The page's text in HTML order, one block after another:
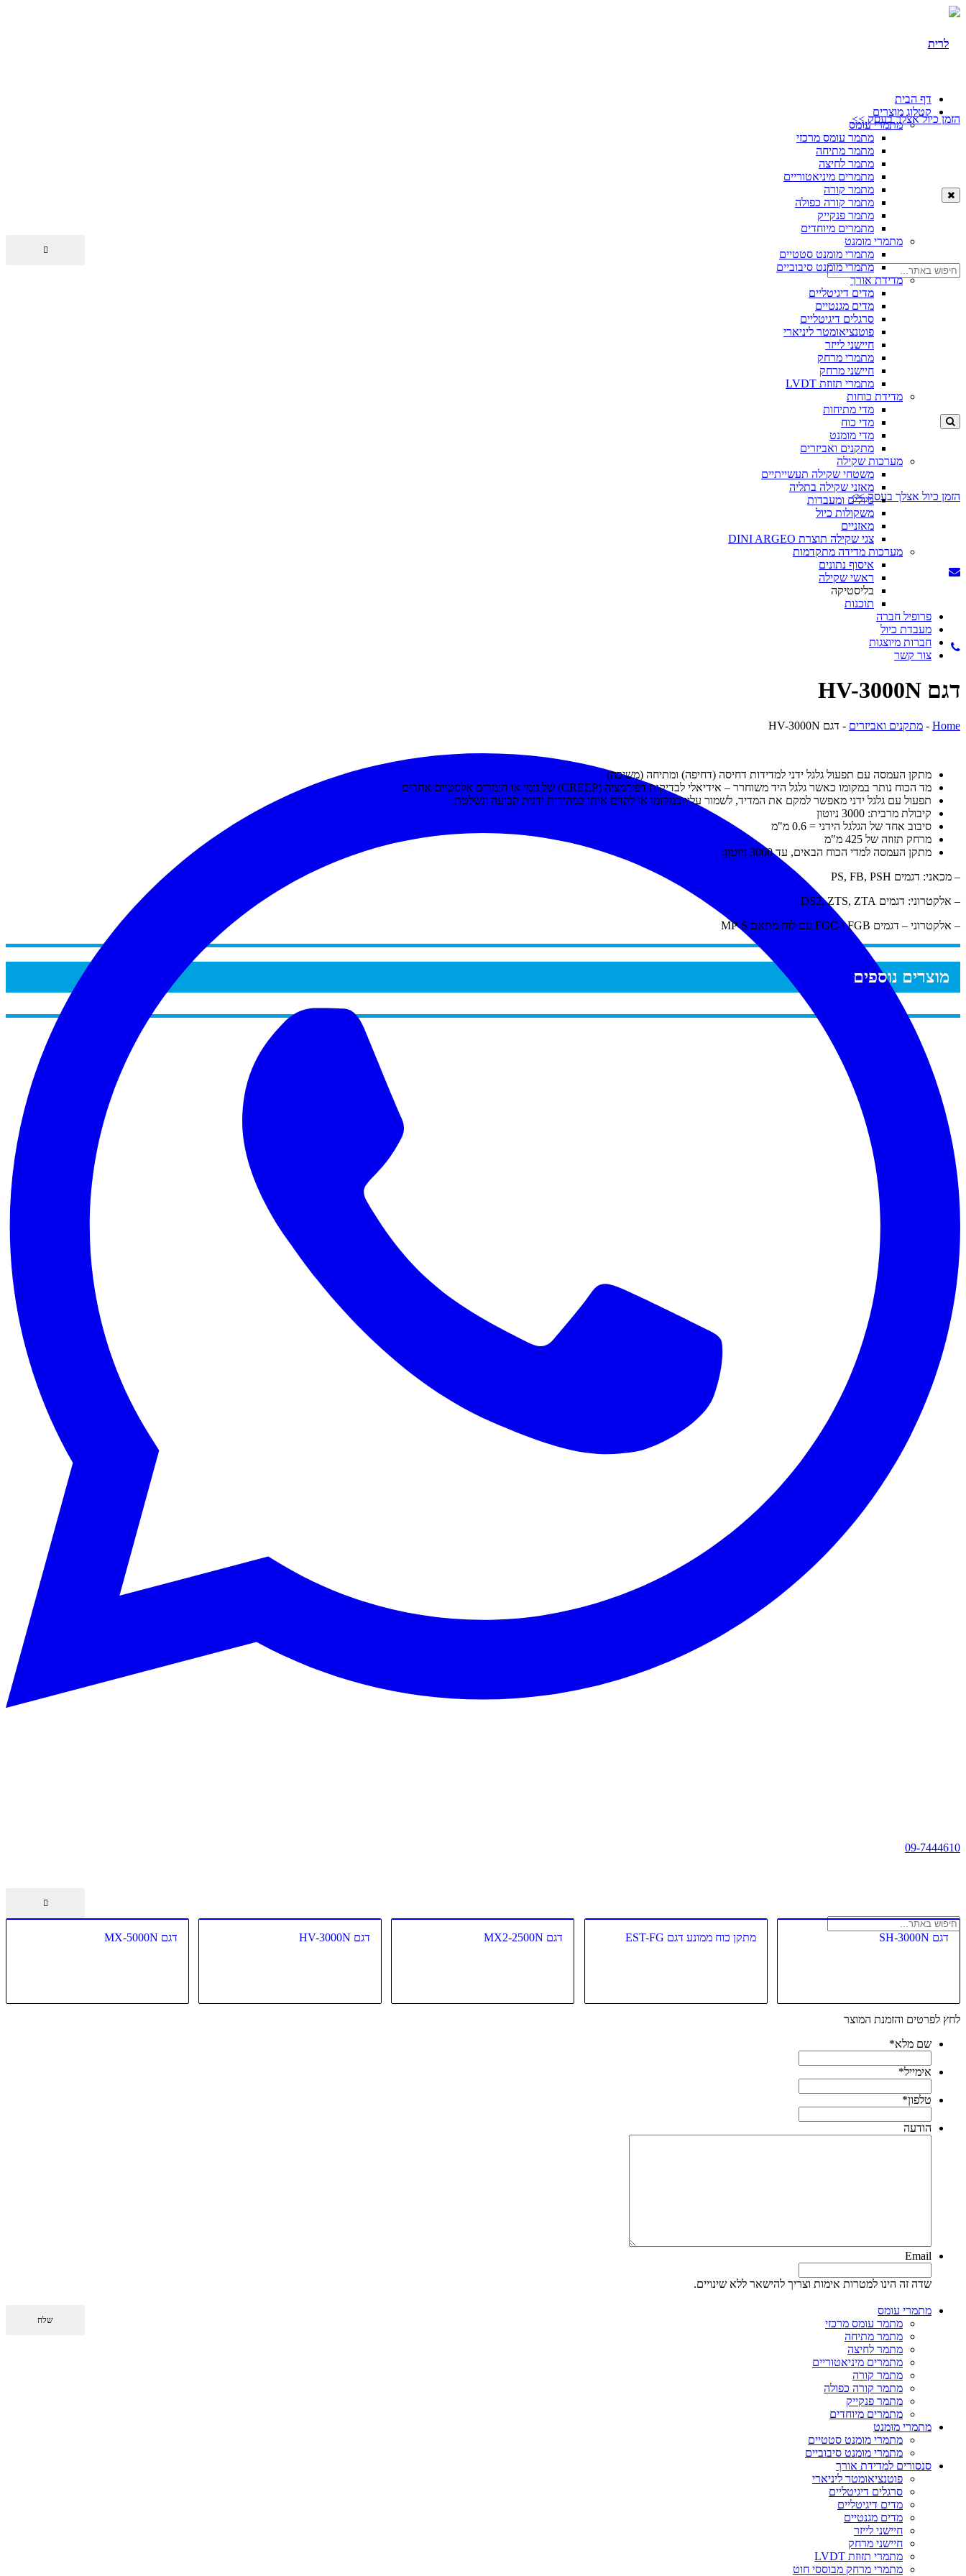
הזמן כיול אצלך בעסק >>
הזמן כיול אצלך בעסק >>
09-7444610
דף הבית
קטלוג מוצרים
מתמרי עומס
מתמר עומס מרכזי
מתמר מתיחה
מתמר לחיצה
מתמרים מיניאטוריים
מתמר קורה
מתמר קורה כפולה
מתמר פנקייק
מתמרים מיוחדים
מתמרי מומנט
מתמרי מומנט סטטיים
מתמרי מומנט סיבוביים
מדידת אורך
מדים דיגיטליים
מדים מגנטיים
סרגלים דיגיטליים
פוטנציאומטר ליניארי
חיישני לייזר
מתמרי מרחק
חיישני מרחק
מתמרי תזוזת LVDT
מדידת כוחות
מדי מתיחות
מדי כוח
מדי מומנט
מתקנים ואביזרים
מערכות שקילה
משטחי שקילה תעשייתיים
מאזני שקילה בתליה
כיולים ומעבדות
משקולות כיול
מאזניים
צגי שקילה תוצרת DINI ARGEO
מערכות מדידה מתקדמות
איסוף נתונים
ראשי שקילה
בליסטיקה
תוכנות
פרופיל חברה
מעבדת כיול
חברות מיוצגות
צור קשר
דגם HV-3000N
Home
- מתקנים ואביזרים - דגם HV-3000N
מתקן העמסה עם תפעול גלגל ידני למדידות דחיסה (דחיפה) ומתיחה (משיכה)
מד הכוח נותר במקומו כאשר גלגל היד משוחרר – אידיאלי לבדיקות דפורמציה (CREEP) של גומי או חומרים אלסטיים אחרים
תפעול עם גלגל ידני מאפשר למקם את המדיד, לשמור עליו במקומו או לקדם אותו במהירות ידנית קבועה ונשלטת
קיבולת מרבית: 3000 ניוטון
סיבוב אחד של הגלגל הידני = 0.6 מ"מ
מרחק תזוזה של 425 מ"מ
מתקן העמסה למדי הכוח הבאים, עד 3000 ניוטון:
– מכאני: דגמים PS, FB, PSH
– אלקטרוני: דגמים DS2, ZTS, ZTA
– אלקטרוני – דגמים FGB ו-FGC עם לוח מתאם MP-S
מוצרים נוספים
דגם MX-5000N דגם HV-3000N דגם MX2-2500N מתקן כוח ממונע דגם EST-FG דגם SH-3000N
לחץ לפרטים והזמנת המוצר
שם מלא*
אימייל*
טלפון*
הודעה
Email
שדה זה הינו למטרות אימות וצריך להישאר ללא שינויים.
מתמרי עומס
מתמר עומס מרכזי
מתמר מתיחה
מתמר לחיצה
מתמרים מיניאטוריים
מתמר קורה
מתמר קורה כפולה
מתמר פנקייק
מתמרים מיוחדים
מתמרי מומנט
מתמרי מומנט סטטיים
מתמרי מומנט סיבוביים
סנסורים למדידת אורך
פוטנציאומטר ליניארי
סרגלים דיגיטליים
מדים דיגיטליים
מדים מגנטיים
חיישני לייזר
חיישני מרחק
מתמרי תזוזת LVDT
מתמרי מרחק מבוססי חוט